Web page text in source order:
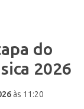
do
2026
às 11:20